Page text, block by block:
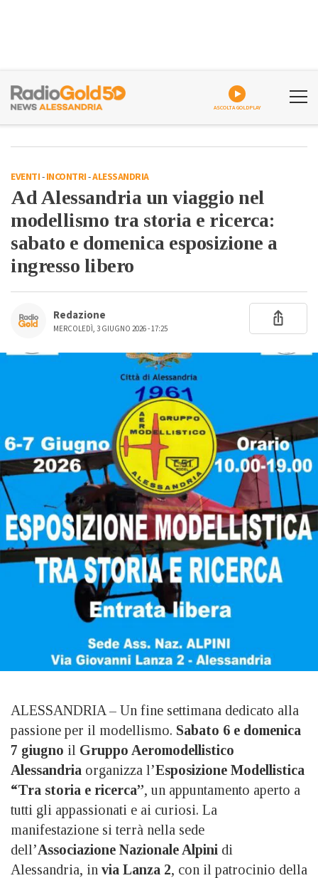
ASCOLTA GOLDPLAY
EVENTI-INCONTRI-ALESSANDRIA
Ad Alessandria un viaggio nel
modellismo tra storia e ricerca:
sabato e domenica esposizione a
ingresso libero
Redazione
MERCOLEDÌ, 3 GIUGNO 2026 - 17:25
ALESSANDRIA – Un fine settimana dedicato alla
passione per il modellismo. Sabato 6 e domenica
7 giugno il Gruppo Aeromodellistico
Alessandria organizza l’Esposizione Modellistica
“Tra storia e ricerca”, un appuntamento aperto a
tutti gli appassionati e ai curiosi. La
manifestazione si terrà nella sede
dell’Associazione Nazionale Alpini di
Alessandria, in via Lanza 2, con il patrocinio della